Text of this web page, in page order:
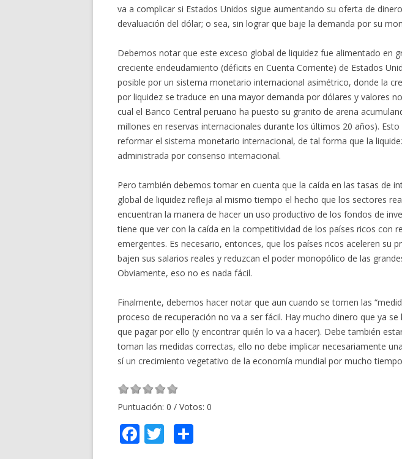
va a complicar si Estados Unidos sigue aumentando su oferta de
devaluación del dólar; o sea, sin lograr que baje la demanda por su
Debemos notar que este exceso global de liquidez fue alimentado en
creciente endeudamiento (déficits en Cuenta Corriente) de Estados
posible por un sistema monetario internacional asimétrico, donde la
por liquidez se traduce en una mayor demanda por dólares y valores
cual el Banco Central peruano ha puesto su granito de arena
millones en reservas internacionales durante los últimos 20 años). Esto
reformar el sistema monetario internacional, de tal forma que la
administrada por consenso internacional.
Pero también debemos tomar en cuenta que la caída en las tasas de
global de liquidez refleja al mismo tiempo el hecho que los sectores
encuentran la manera de hacer un uso productivo de los fondos de
tiene que ver con la caída en la competitividad de los países ricos con
emergentes. Es necesario, entonces, que los países ricos aceleren su
bajen sus salarios reales y reduzcan el poder monopólico de las
Obviamente, eso no es nada fácil.
Finalmente, debemos hacer notar que aun cuando se tomen las
proceso de recuperación no va a ser fácil. Hay mucho dinero que ya
que pagar por ello (y encontrar quién lo va a hacer). Debe también
toman las medidas correctas, ello no debe implicar necesariamente
sí un crecimiento vegetativo de la economía mundial por mucho
Puntuación: 0 / Votos: 0
F T